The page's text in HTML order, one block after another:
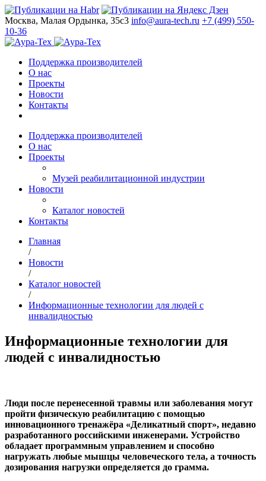
Москва, Малая Ордынка, 35с3 info@aura-tech.ru +7 (499) 550-
10-36
Поддержка производителей
О нас
Проекты
Новости
Контакты
Поддержка производителей
О нас
Проекты
Музей реабилитационной индустрии
Новости
Каталог новостей
Контакты
Главная
/
Новости
/
Каталог новостей
/
Информационные технологии для людей с
инвалидностью
Информационные технологии для
людей с инвалидностью
Люди после перенесенной травмы или заболевания могут
пройти физическую реабилитацию с помощью
инновационного тренажёра «Деликатный спорт», недавно
разработанного российскими инженерами. Устройство
обладает программным управлением и способно
нагружать любые мышцы человеческого тела, а точность
дозирования нагрузки определяется до грамма.